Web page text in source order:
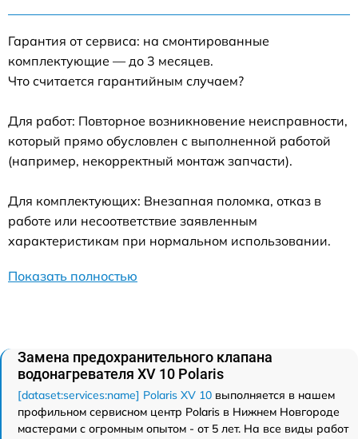
Гарантия от сервиса: на смонтированные
комплектующие — до 3 месяцев.
Что считается гарантийным случаем?
Для работ: Повторное возникновение неисправности,
который прямо обусловлен с выполненной работой
(например, некорректный монтаж запчасти).
Для комплектующих: Внезапная поломка, отказ в
работе или несоответствие заявленным
характеристикам при нормальном использовании.
Показать полностью
Замена предохранительного клапана
водонагревателя XV 10 Polaris
[dataset:services:name] Polaris XV 10 выполняется в нашем
профильном сервисном центр Polaris в Нижнем Новгороде
мастерами с огромным опытом - от 5 лет. На все виды работ